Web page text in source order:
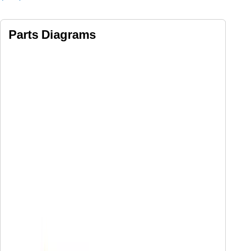
Parts Diagrams